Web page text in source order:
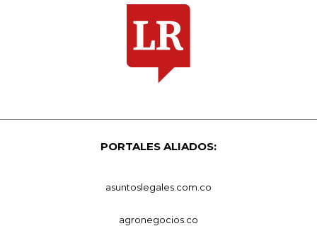
PORTALES ALIADOS:
asuntoslegales.com.co
agronegocios.co